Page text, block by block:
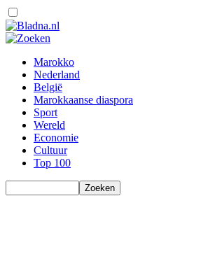
Marokko
Nederland
België
Marokkaanse diaspora
Sport
Wereld
Economie
Cultuur
Top 100